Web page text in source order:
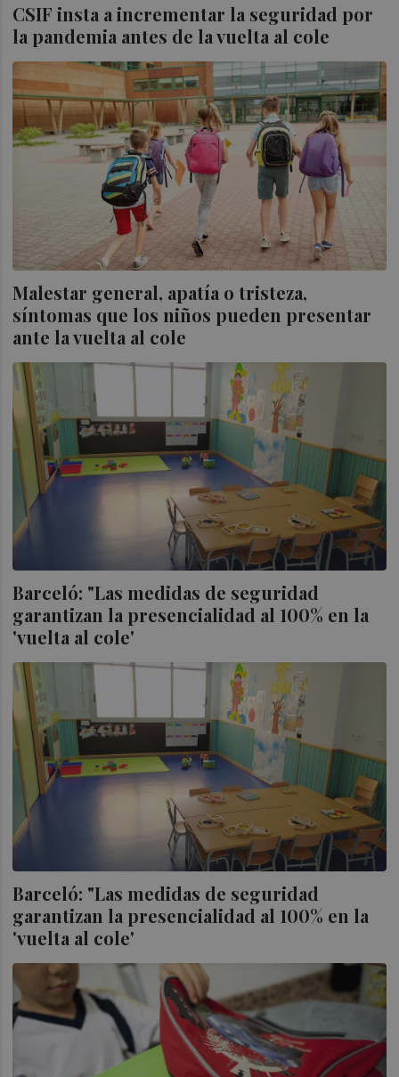
CSIF insta a incrementar la seguridad por
la pandemia antes de la vuelta al cole
Malestar general, apatía o tristeza,
síntomas que los niños pueden presentar
ante la vuelta al cole
Barceló: "Las medidas de seguridad
garantizan la presencialidad al 100% en la
'vuelta al cole'
Barceló: "Las medidas de seguridad
garantizan la presencialidad al 100% en la
'vuelta al cole'